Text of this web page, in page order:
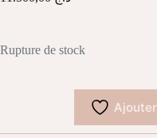
Rupture de stock